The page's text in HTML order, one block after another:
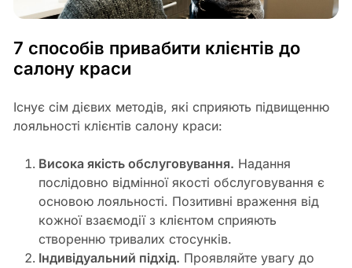
7 способів привабити клієнтів до
салону краси
Існує сім дієвих методів, які сприяють підвищенню
лояльності клієнтів салону краси:
Висока якість обслуговування. Надання
послідовно відмінної якості обслуговування є
основою лояльності. Позитивні враження від
кожної взаємодії з клієнтом сприяють
створенню тривалих стосунків.
Індивідуальний підхід. Проявляйте увагу до